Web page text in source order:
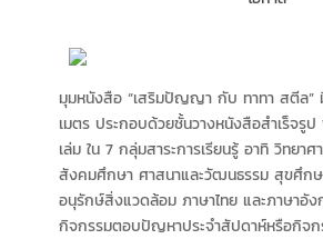
มุมหนังสือ “เสริมปัญญา กับ ทาทา สตีล”
เมตร ประกอบด้วยชั้นวางหนังสือสำเร็จรู
เล่ม ใน 7 กลุ่มสาระการเรียนรู้ อาทิ วิทย
สังคมศึกษา ศาสนาและวัฒนธรรม สุขศึก
อนุรักษ์สิ่งแวดล้อม ภาษาไทย และภาษาอั
กิจกรรมตอบปัญหาประจำสัปดาห์หรือกิจก